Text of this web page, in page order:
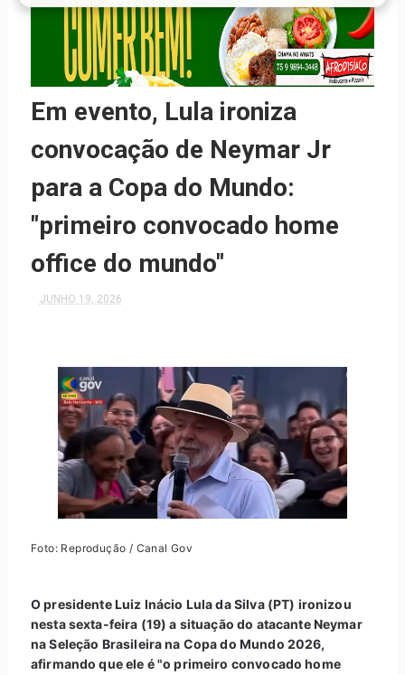
Em evento, Lula ironiza
convocação de Neymar Jr
para a Copa do Mundo:
"primeiro convocado home
office do mundo"
JUNHO 19, 2026
Foto: Reprodução / Canal Gov
O presidente Luiz Inácio Lula da Silva (PT) ironizou
nesta sexta-feira (19) a situação do atacante Neymar
na Seleção Brasileira na Copa do Mundo 2026,
afirmando que ele é "o primeiro convocado home